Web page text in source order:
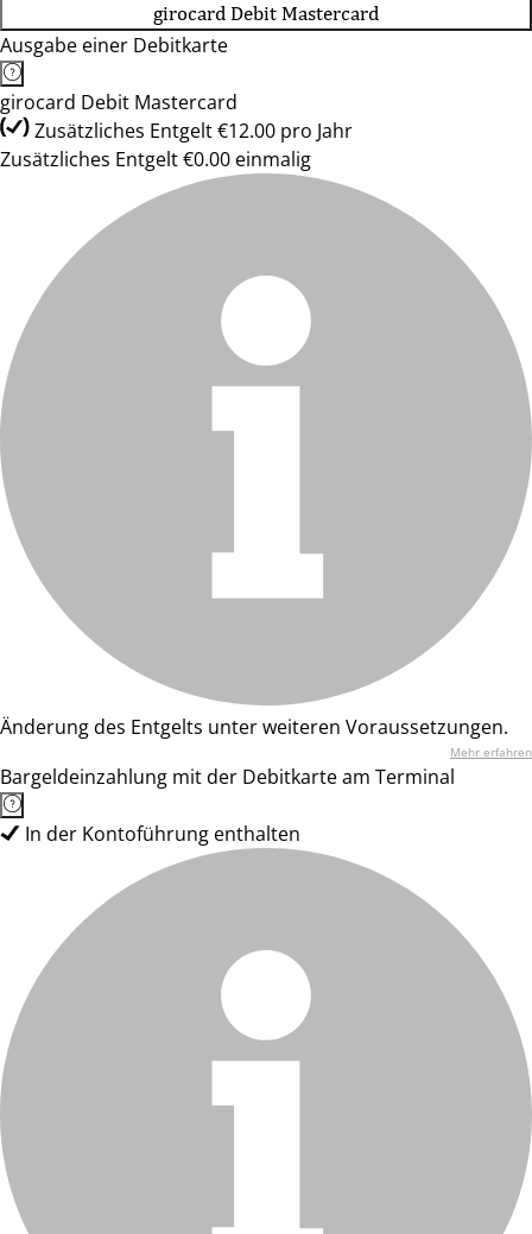
girocard Debit Mastercard
Ausgabe einer Debitkarte
girocard Debit Mastercard
Zusätzliches Entgelt €12.00 pro Jahr
Zusätzliches Entgelt €0.00 einmalig
Änderung des Entgelts unter weiteren Voraussetzungen.
Mehr erfahren
Bargeldeinzahlung mit der Debitkarte am Terminal
In der Kontoführung enthalten